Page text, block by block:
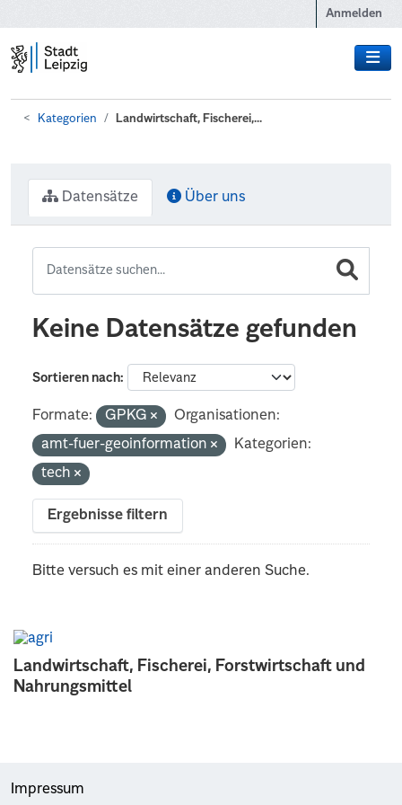
Anmelden
Kategorien Landwirtschaft, Fischerei,...
Landwirtschaft, Fischerei, Forstwirtschaft und
Nahrungsmittel
Datensätze Über uns
Keine Datensätze gefunden
Sortieren nach
Formate: GPKG
Organisationen:
amt-fuer-geoinformation
Kategorien:
tech
Ergebnisse filtern
Bitte versuch es mit einer anderen Suche.
Impressum